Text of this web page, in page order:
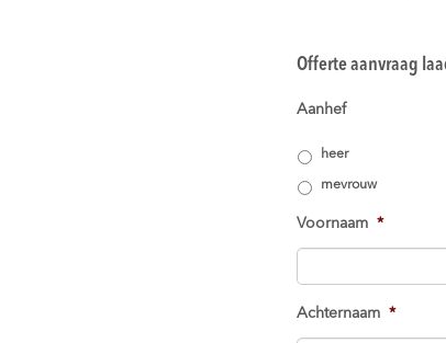
Offerte aanvraag
Aanhef
heer
mevrouw
Voornaam *
Achternaam *